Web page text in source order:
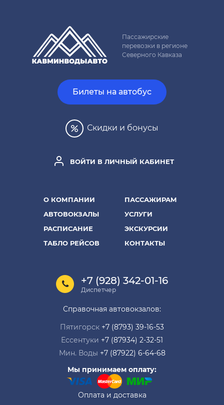
Пассажирские
перевозки в регионе
Северного Кавказа
Билеты на автобус
Скидки и бонусы
ВОЙТИ В ЛИЧНЫЙ КАБИНЕТ
О КОМПАНИИ
АВТОВОКЗАЛЫ
РАСПИСАНИЕ
ТАБЛО РЕЙСОВ
ПАССАЖИРАМ
УСЛУГИ
ЭКСКУРСИИ
КОНТАКТЫ
+7 (928) 342-01-16
Диспетчер
Справочная автовокзалов:
Пятигорск +7 (8793) 39-16-53
Ессентуки +7 (87934) 2-32-51
Мин. Воды +7 (87922) 6-64-68
Мы принимаем оплату:
Оплата и доставка